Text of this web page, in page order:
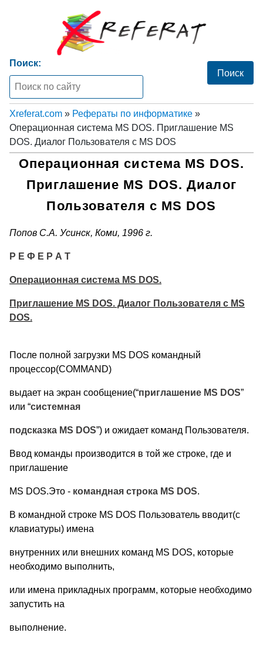
Поиск:
Xreferat.com » Рефераты по информатике »
Операционная система MS DOS. Приглашение MS
DOS. Диалог Пользователя с MS DOS
Операционная система MS DOS.
Приглашение MS DOS. Диалог
Пользователя с MS DOS
Попов С.А. Усинск, Коми, 1996 г.
Р Е Ф Е Р А Т
Операционная система MS DOS.
Приглашение MS DOS. Диалог Пользователя с MS
DOS.
После полной загрузки MS DOS командный
процессор(COMMAND)
выдает на экран сообщение(“приглашение MS DOS”
или “системная
подсказка MS DOS”) и ожидает команд Пользователя.
Ввод команды производится в той же строке, где и
приглашение
MS DOS.Это - командная строка MS DOS.
В командной строке MS DOS Пользователь вводит(с
клавиатуры) имена
внутренних или внешних команд MS DOS, которые
необходимо выполнить,
или имена прикладных программ, которые необходимо
запустить на
выполнение.